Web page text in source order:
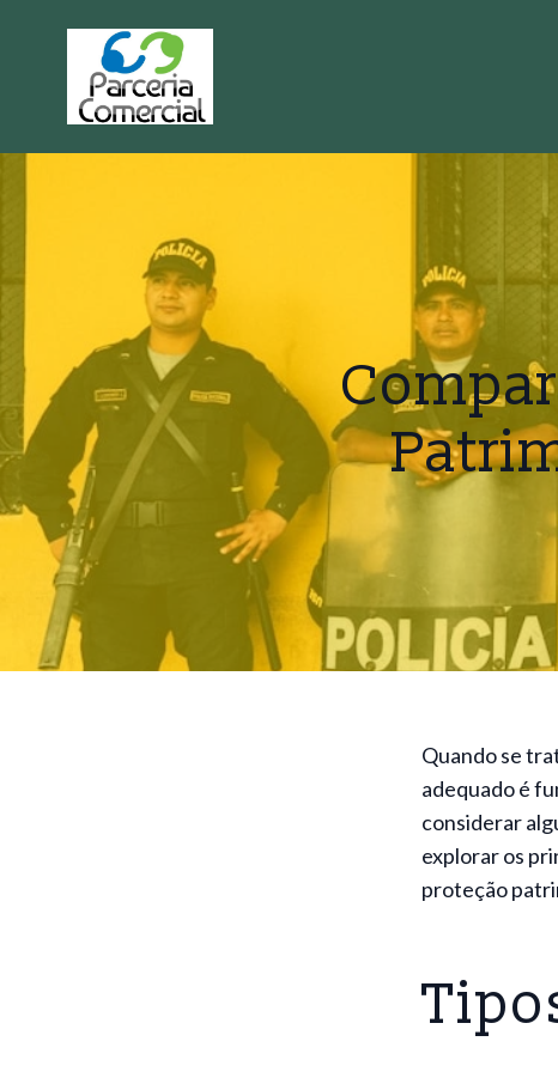
Quando se
adequado é
considerar
explorar os
proteção